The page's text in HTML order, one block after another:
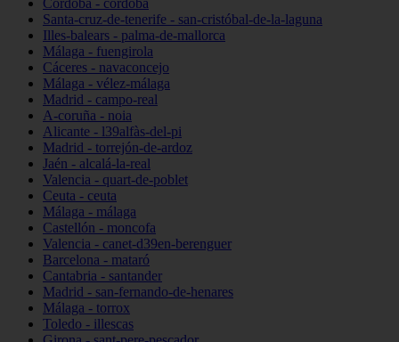
Córdoba - córdoba
Santa-cruz-de-tenerife - san-cristóbal-de-la-laguna
Illes-balears - palma-de-mallorca
Málaga - fuengirola
Cáceres - navaconcejo
Málaga - vélez-málaga
Madrid - campo-real
A-coruña - noia
Alicante - l39alfàs-del-pi
Madrid - torrejón-de-ardoz
Jaén - alcalá-la-real
Valencia - quart-de-poblet
Ceuta - ceuta
Málaga - málaga
Castellón - moncofa
Valencia - canet-d39en-berenguer
Barcelona - mataró
Cantabria - santander
Madrid - san-fernando-de-henares
Málaga - torrox
Toledo - illescas